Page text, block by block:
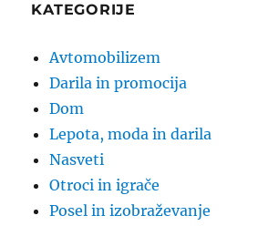
KATEGORIJE
Avtomobilizem
Darila in promocija
Dom
Lepota, moda in darila
Nasveti
Otroci in igrače
Posel in izobraževanje